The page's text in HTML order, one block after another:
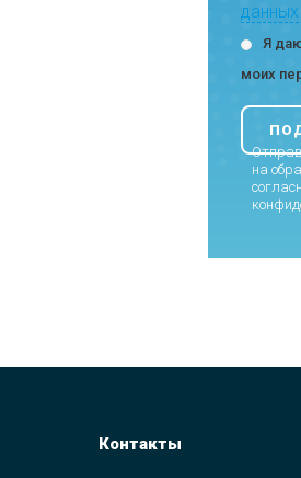
данных
Я
моих
на
Контакты